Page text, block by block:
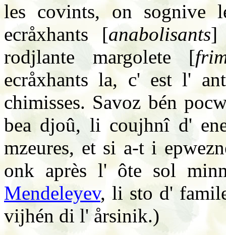
les covints, on sognive
ecråxhants [anabolisants]
rodjlante margolete [
ecråxhants la, c' est l'
chimisses. Savoz bén
bea djoû, li coujhnî d'
mzeures, et si a-t i
onk après l' ôte sol
Mendeleyev, li sto d'
vijhén di l' årsinik.)